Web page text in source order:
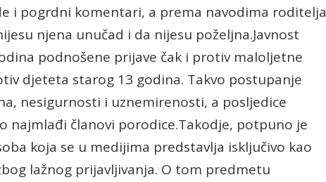
i pogrdni komentari, a prema navodima roditelja
njena unučad i da nijesu poželjna.Javnost
podnošene prijave čak i protiv maloljetne
djeteta starog 13 godina. Takvo postupanje
nesigurnosti i uznemirenosti, a posljedice
najmlađi članovi porodice.Takodje, potpuno je
koja se u medijima predstavlja isključivo kao
lažnog prijavljivanja. O tom predmetu